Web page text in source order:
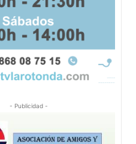
- Publicidad -